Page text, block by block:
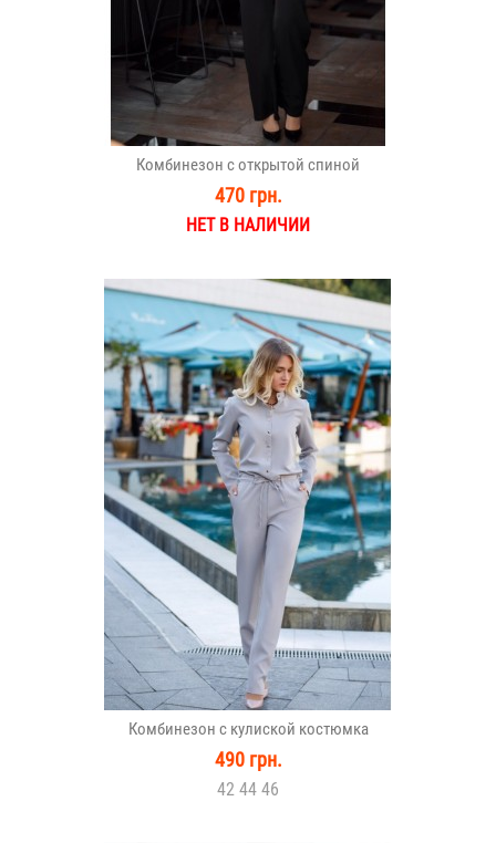
Комбинезон с открытой спиной
470 грн.
НЕТ В НАЛИЧИИ
Комбинезон с кулиской костюмка
490 грн.
42 44 46